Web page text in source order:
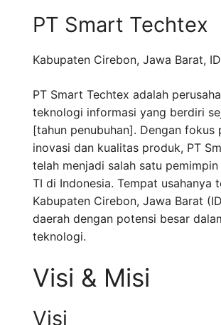
PT Smart Techtex
Kabupaten Cirebon, Jawa Barat, ID
PT Smart Techtex adalah
teknologi informasi yang berdiri
[tahun penubuhan]. Dengan fokus
inovasi dan kualitas produk, PT
telah menjadi salah satu
TI di Indonesia. Tempat usahanya
Kabupaten Cirebon, Jawa Barat
daerah dengan potensi besar
teknologi.
Visi & Misi
Visi